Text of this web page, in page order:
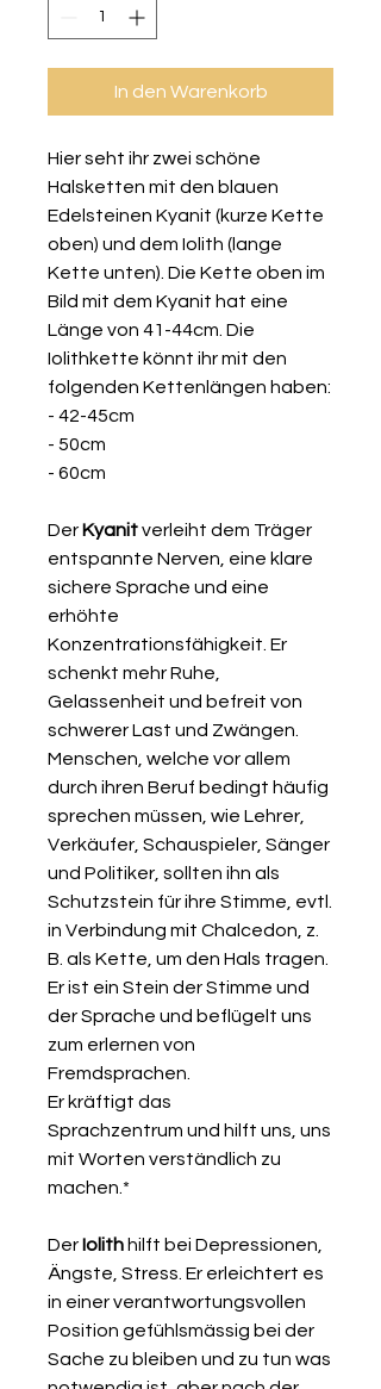
In den Warenkorb
Hier seht ihr zwei schöne
Halsketten mit den blauen
Edelsteinen Kyanit (kurze Kette
oben) und dem Iolith (lange
Kette unten). Die Kette oben im
Bild mit dem Kyanit hat eine
Länge von 41-44cm. Die
Iolithkette könnt ihr mit den
folgenden Kettenlängen haben:
- 42-45cm
- 50cm
- 60cm
Der Kyanitverleiht dem Träger
entspannte Nerven, eine klare
sichere Sprache und eine
erhöhte
Konzentrationsfähigkeit. Er
schenkt mehr Ruhe,
Gelassenheit und befreit von
schwerer Last und Zwängen.
Menschen, welche vor allem
durch ihren Beruf bedingt häufig
sprechen müssen, wie Lehrer,
Verkäufer, Schauspieler, Sänger
und Politiker, sollten ihn als
Schutzstein für ihre Stimme, evtl.
in Verbindung mit Chalcedon, z.
B. als Kette, um den Hals tragen.
Er ist ein Stein der Stimme und
der Sprache und beflügelt uns
zum erlernen von
Fremdsprachen.
Er kräftigt das
Sprachzentrum und hilft uns, uns
mit Worten verständlich zu
machen.*
Der Iolith hilft bei Depressionen,
Ängste, Stress. Er erleichtert es
in einer verantwortungsvollen
Position gefühlsmässig bei der
Sache zu bleiben und zu tun was